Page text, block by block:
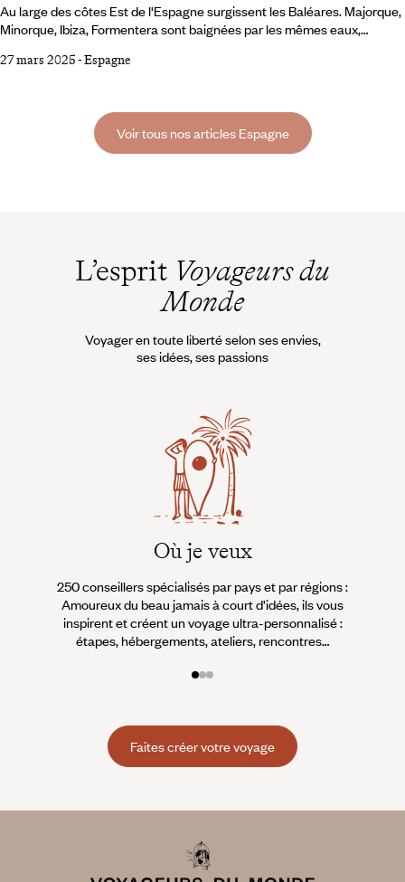
Au large des côtes Est de l'Espagne surgissent les Baléares. Majorque,
Minorque, Ibiza, Formentera sont baignées par les mêmes eaux,
chacune a sa personnalité et son propre charme. Alors on vous
montagnes vertes comme l’émeraude.
27 mars 2025-Espagne
Voir tous nos articles Espagne
L’esprit Voyageurs du
Monde
Voyager en toute liberté selon ses envies,
ses idées, ses passions
Où je veux
250 conseillers spécialisés par pays et par régions :
Amoureux du beau jamais à court d’idées, ils vous
inspirent et créent un voyage ultra-personnalisé :
étapes, hébergements, ateliers, rencontres…
Faites créer votre voyage